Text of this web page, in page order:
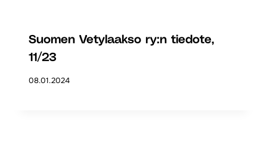
Suomen Vetylaakso ry:n tiedote,
11/23
08.01.2024